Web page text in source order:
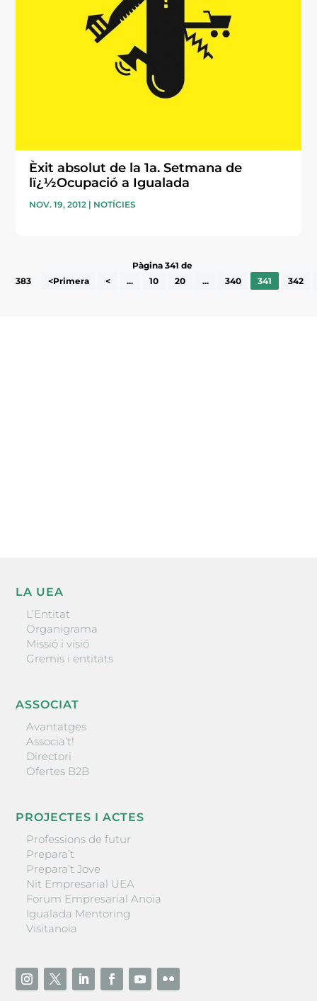
Èxit absolut de la 1a. Setmana de
lï¿½Ocupació a Igualada
NOV. 19, 2012 | NOTÍCIES
Pàgina 341 de
383
<Primera < ... 10 20 ... 340 341 342
LA UEA
L’Entitat
Organigrama
Missió i visió
Gremis i entitats
ASSOCIAT
Avantatges
Associa’t!
Directori
Ofertes B2B
PROJECTES I ACTES
Professions de futur
Prepara’t
Prepara’t Jove
Nit Empresarial UEA
Forum Empresarial Anoia
Igualada Mentoring
Visitanoia